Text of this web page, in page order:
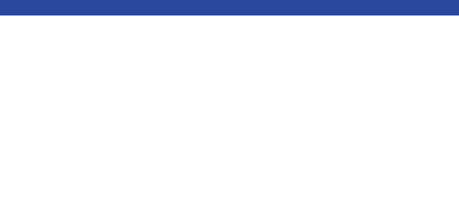
Электронный